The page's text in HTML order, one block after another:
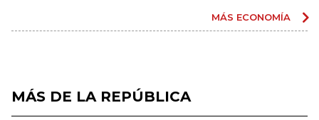
MÁS ECONOMÍA
MÁS DE LA REPÚBLICA